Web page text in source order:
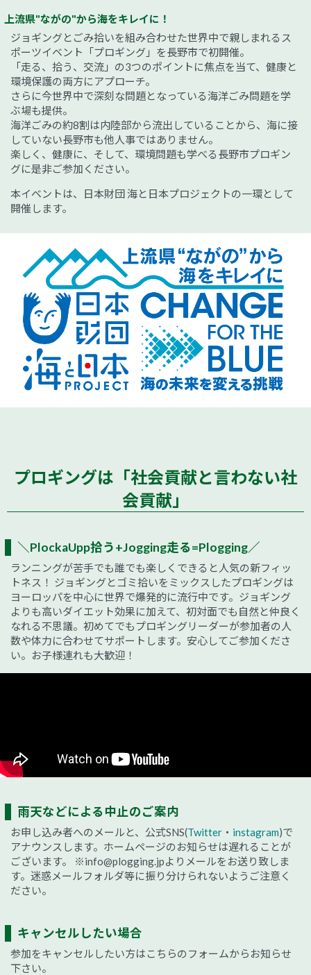
上流県"ながの"から海をキレイに！
ジョギングとごみ拾いを組み合わせた世界中で親しまれるス
ポーツイベント「プロギング」を長野市で初開催。
「走る、拾う、交流」の3つのポイントに焦点を当て、健康と
環境保護の両方にアプローチ。
さらに今世界中で深刻な問題となっている海洋ごみ問題を学
ぶ場も提供。
海洋ごみの約8割は内陸部から流出していることから、海に接
していない長野市も他人事ではありません。
楽しく、健康に、そして、環境問題も学べる長野市プロギン
グに是非ご参加ください。
本イベントは、日本財団 海と日本プロジェクトの一環として
開催します。
プロギングは「社会貢献と言わない社
会貢献」
＼PlockaUpp拾う+Jogging走る=Plogging／
ランニングが苦手でも誰でも楽しくできると人気の新フィッ
トネス！ ジョギングとゴミ拾いをミックスしたプロギングは
ヨーロッパを中心に世界で爆発的に流行中です。ジョギング
よりも高いダイエット効果に加えて、初対面でも自然と仲良く
なれる不思議。初めてでもプロギングリーダーが参加者の人
数や体力に合わせてサポートします。安心してご参加くださ
い。お子様連れも大歓迎！
雨天などによる中止のご案内
お申し込み者へのメールと、公式SNS(Twitter ・ instagram)で
アナウンスします。ホームページのお知らせは遅れることが
ございます。
※info@plogging.jpよりメールをお送り致しま
す。迷惑メールフォルダ等に振り分けられないようご注意く
ださい。
キャンセルしたい場合
参加をキャンセルしたい方はこちらのフォームからお知らせ
下さい。